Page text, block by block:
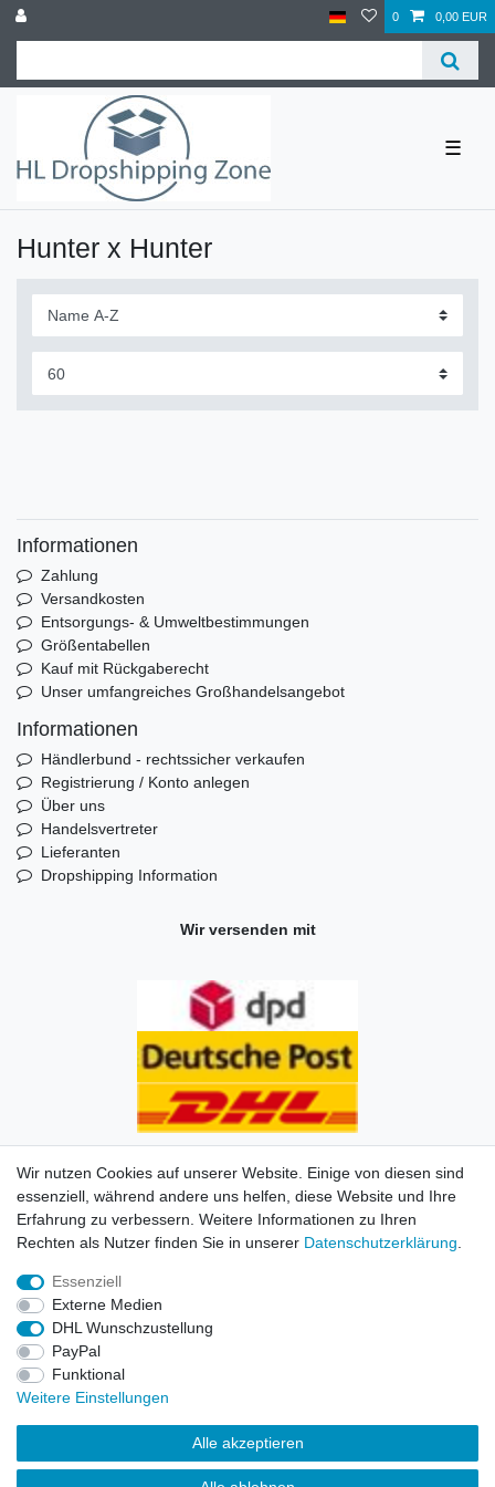
0 0,00 EUR
☰
Hunter x Hunter
Informationen
Zahlung
Versandkosten
Entsorgungs- & Umweltbestimmungen
Größentabellen
Kauf mit Rückgaberecht
Unser umfangreiches Großhandelsangebot
Informationen
Händlerbund - rechtssicher verkaufen
Registrierung / Konto anlegen
Über uns
Handelsvertreter
Lieferanten
Dropshipping Information
Wir versenden mit
Impressum Daten­schutz­erklärung AGB Kontakt
© Copyright 2026 | Alle Rechte vorbehalten. HL-
Handelsgesellschaft mbH.
Alle Markennamen, Warenzeichen sowie sämtliche
Produktbilder und Beschreibungen sind Eigentum Ihrer
rechtmäßigen Eigentümer und dienen hier nur der
Preise nur für registrierte Händler, ansonsten zeigt der
Wir nutzen Cookies auf unserer Website. Einige von diesen sind
essenziell, während andere uns helfen, diese Website und Ihre
Erfahrung zu verbessern. Weitere Informationen zu Ihren
Rechten als Nutzer finden Sie in unserer Daten­schutz­erklärung
Essenziell
Externe Medien
DHL Wunschzustellung
PayPal
Funktional
Weitere Einstellungen
Alle akzeptieren